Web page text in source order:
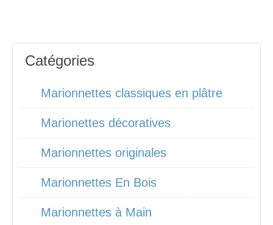
Catégories
Marionnettes classiques en plâtre
Marionettes décoratives
Marionnettes originales
Marionnettes En Bois
Marionnettes à Main